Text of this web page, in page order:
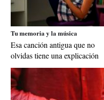
Tu memoria y la música
Esa canción antigua que no
olvidas tiene una explicación